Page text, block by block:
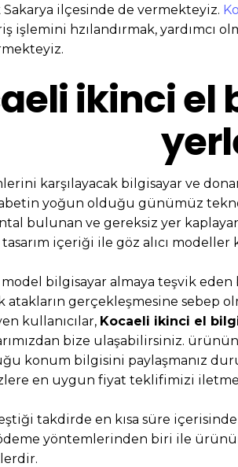
ilçesinde de vermekteyiz.
işlemini hzılandırmak, yardımcı
ikinci el
karşılayacak bilgisayar ve
yoğun olduğu günümüz
bulunan ve gereksiz yer
içeriği ile göz alıcı
model bilgisayar almaya teşvik
gerçekleşmesine sebep
kullanıcılar, Kocaeli ikinci el
bize ulaşabilirsiniz.
konum bilgisini paylaşmanız
en uygun fiyat teklifimizi
takdirde en kısa süre
yöntemlerinden biri ile